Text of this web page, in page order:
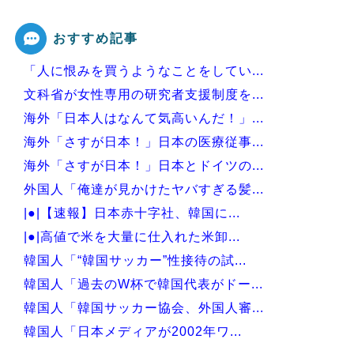
おすすめ記事
「人に恨みを買うようなことをしてい...
文科省が女性専用の研究者支援制度を...
海外「日本人はなんて気高いんだ！」...
海外「さすが日本！」日本の医療従事...
海外「さすが日本！」日本とドイツの...
外国人「俺達が見かけたヤバすぎる髪...
|●|【速報】日本赤十字社、韓国に...
|●|高値で米を大量に仕入れた米卸...
韓国人「“韓国サッカー”性接待の試...
韓国人「過去のW杯で韓国代表がドー...
韓国人「韓国サッカー協会、外国人審...
韓国人「日本メディアが2002年ワ...